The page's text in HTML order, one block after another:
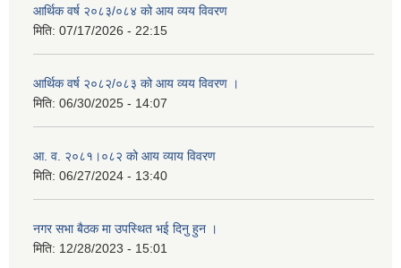
आर्थिक वर्ष २०८३/०८४ को आय व्यय विवरण
मिति: 07/17/2026 - 22:15
आर्थिक वर्ष २०८२/०८३ को आय व्यय विवरण ।
मिति: 06/30/2025 - 14:07
आ. व. २०८१।०८२ को आय व्याय विवरण
मिति: 06/27/2024 - 13:40
नगर सभा बैठक मा उपस्थित भई दिनु हुन ।
मिति: 12/28/2023 - 15:01